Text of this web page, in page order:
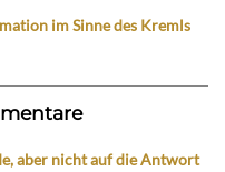
im Sinne des Kremls
aber nicht auf die Antwort